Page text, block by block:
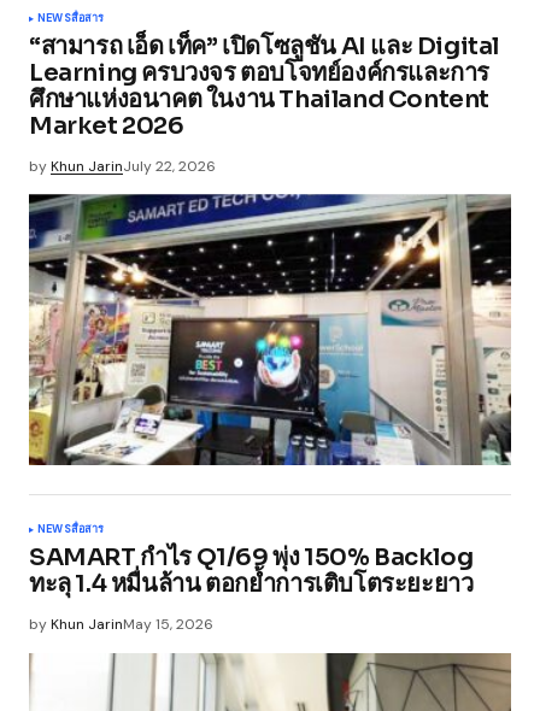
NEWSสื่อสาร
“สามารถ เอ็ด เท็ค” เปิดโซลูชัน AI และ Digital
Learning ครบวงจร ตอบโจทย์องค์กรและการ
ศึกษาแห่งอนาคต ในงาน Thailand Content
Market 2026
byKhun JarinJuly 22, 2026
NEWSสื่อสาร
SAMART กำไร Q1/69 พุ่ง 150% Backlog
ทะลุ 1.4 หมื่นล้าน ตอกย้ำการเติบโตระยะยาว
byKhun JarinMay 15, 2026